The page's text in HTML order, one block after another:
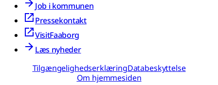
Job i kommunen
Pressekontakt
VisitFaaborg
Læs nyheder
TilgængelighedserklæringDatabeskyttelse
Om hjemmesiden